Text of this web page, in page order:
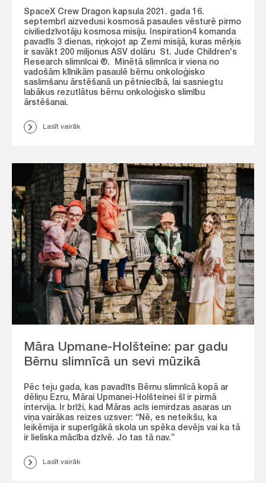
SpaceX Crew Dragon kapsula 2021. gada 16.
septembrī aizvedusi kosmosā pasaules vēsturē pirmo
civiliedzīvotāju kosmosa misiju. Inspiration4 komanda
pavadīs 3 dienas, riņkojot ap Zemi misijā, kuras mērķis
ir savākt 200 miljonus ASV dolāru St. Jude Children's
Research slimnīcai ®. Minētā slimnīca ir viena no
vadošām klīnikām pasaulē bērnu onkoloģisko
saslimšanu ārstēšanā un pētniecībā, lai sasniegtu
labākus rezutlātus bērnu onkoloģisko slimību
ārstēšanai.
Lasīt vairāk
Māra Upmane-Holšteine: par gadu
Bērnu slimnīcā un sevi mūzikā
Pēc teju gada, kas pavadīts Bērnu slimnīcā kopā ar
dēliņu Ezru, Mārai Upmanei-Holšteinei šī ir pirmā
intervija. Ir brīži, kad Māras acīs iemirdzas asaras un
viņa vairākas reizes uzsver: “Nē, es neteikšu, ka
leikēmija ir superīgākā skola un spēka devējs vai ka tā
ir lieliska mācība dzīvē. Jo tas tā nav.”
Lasīt vairāk